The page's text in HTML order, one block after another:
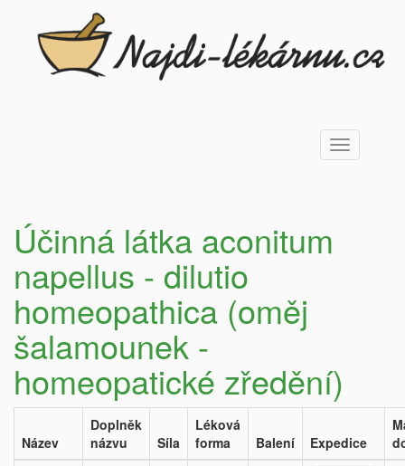
Toggle
navigation
Účinná látka aconitum
napellus - dilutio
homeopathica (oměj
šalamounek -
homeopatické zředění)
Název
Doplněk
názvu
Síla
Léková
forma
Balení Expedice